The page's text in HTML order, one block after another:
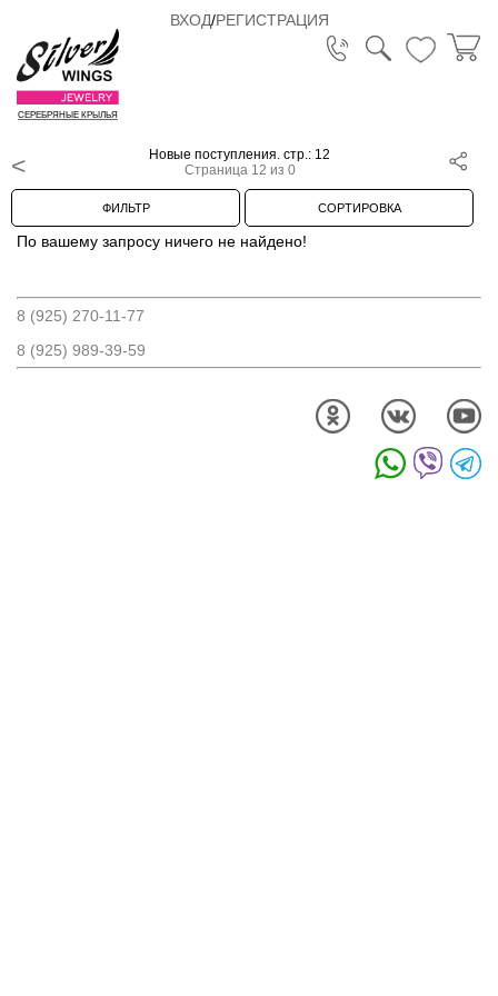
ВХОД/РЕГИСТРАЦИЯ
СЕРЕБРЯНЫЕ КРЫЛЬЯ
Новые поступления. стр.: 12
Страница 12 из 0
ФИЛЬТР СОРТИРОВКА
По вашему запросу ничего не найдено!
8 (925) 270-11-77
8 (925) 989-39-59